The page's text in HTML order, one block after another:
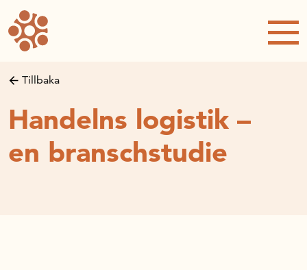
Forskning och utveckling
Forskningsprojekt
Rapporter och publikationer
NRWC – Nordic Retail and Wholesale
conference
Strategi och utveckling
Tillbaka
Handelns logistik –
en branschstudie